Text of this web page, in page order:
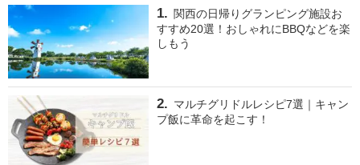
関西の日帰りグランピング施設お
すすめ20選！おしゃれにBBQなどを楽
しもう
マルチグリドルレシピ7選｜キャン
プ飯に革命を起こす！